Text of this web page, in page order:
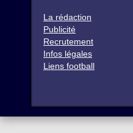
La rédaction
Publicité
Recrutement
Infos légales
Liens football